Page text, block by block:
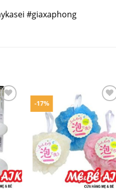
#giaxaphong
Yêu
thích
-17%
Yêu
thích